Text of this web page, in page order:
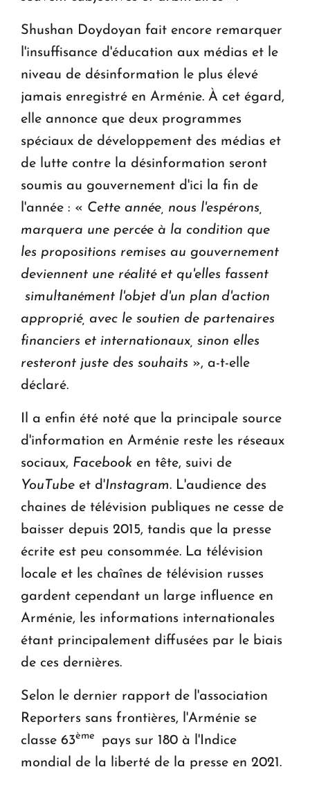
Shushan Doydoyan fait encore remarquer
l'insuffisance d'éducation aux médias et le
niveau de désinformation le plus élevé
jamais enregistré en Arménie. À cet égard,
elle annonce que deux programmes
spéciaux de développement des médias et
de lutte contre la désinformation seront
soumis au gouvernement d'ici la fin de
l'année : « Cette année, nous l'espérons,
marquera une percée à la condition que
les propositions remises au gouvernement
deviennent une réalité et qu'elles fassent
simultanément l'objet d'un plan d'action
approprié, avec le soutien de partenaires
financiers et internationaux, sinon elles
resteront juste des souhaits », a-t-elle
déclaré.
Il a enfin été noté que la principale source
d'information en Arménie reste les réseaux
sociaux, Facebook en tête, suivi de
YouTube et d'Instagram. L'audience des
chaines de télévision publiques ne cesse de
baisser depuis 2015, tandis que la presse
écrite est peu consommée. La télévision
locale et les chaînes de télévision russes
gardent cependant un large influence en
Arménie, les informations internationales
étant principalement diffusées par le biais
de ces dernières.
Selon le dernier rapport de l'association
Reporters sans frontières, l'Arménie se
classe 63ème pays sur 180 à l'Indice
mondial de la liberté de la presse en 2021.